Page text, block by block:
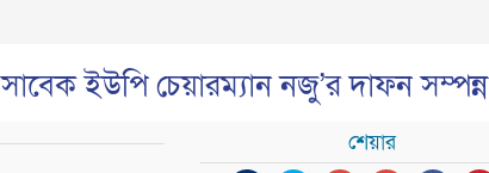
ইউপি চেয়ারম্যান নজু’র দাফন সম্পন্ন
শেয়ার